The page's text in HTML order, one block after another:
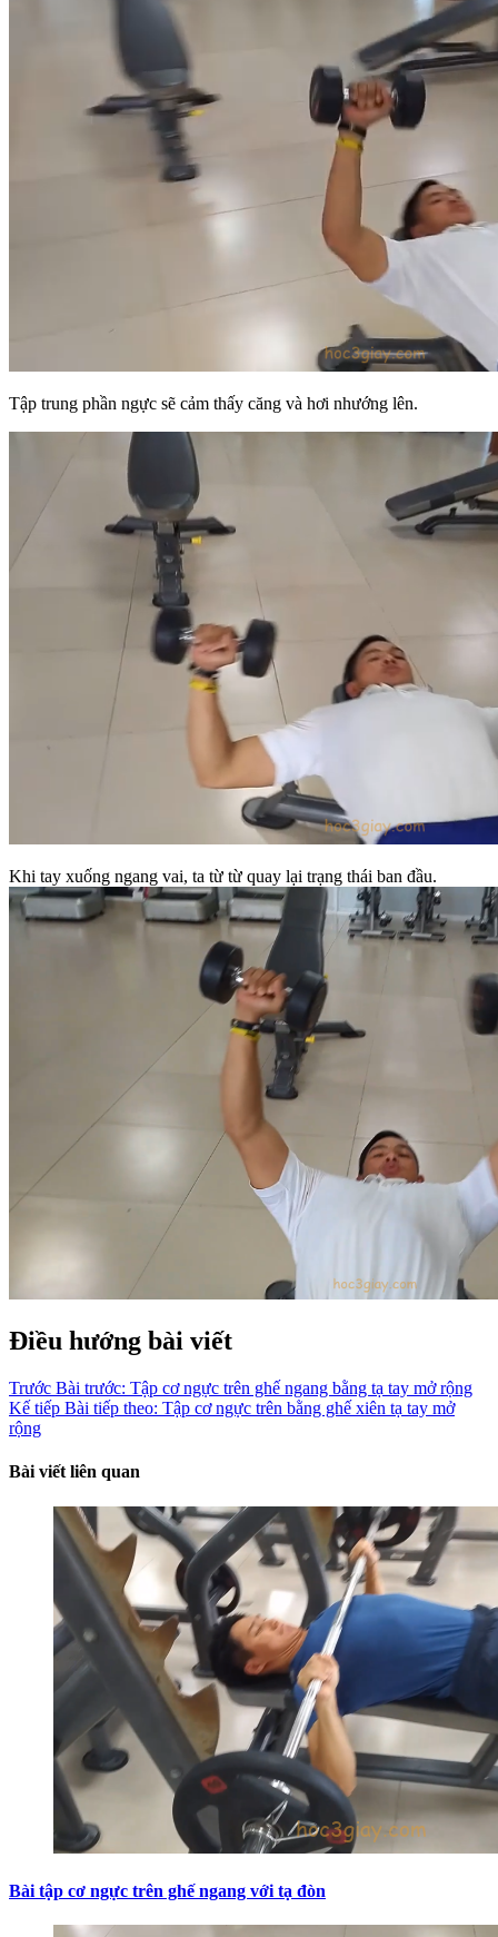
Tập trung phần ngực sẽ cảm thấy căng và hơi nhướng lên.
Khi tay xuống ngang vai, ta từ từ quay lại trạng thái ban đầu.
Điều hướng bài viết
Trước Bài trước: Tập cơ ngực trên ghế ngang bằng tạ tay mở rộng
Kế tiếp Bài tiếp theo: Tập cơ ngực trên bằng ghế xiên tạ tay mở
rộng
Bài viết liên quan
Bài tập cơ ngực trên ghế ngang với tạ đòn